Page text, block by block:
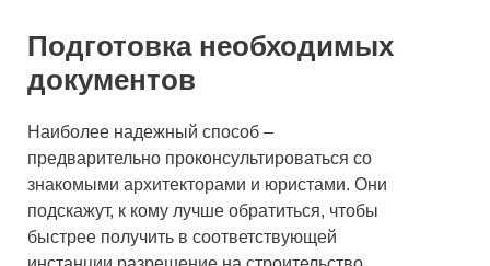
Подготовка необходимых
документов
Наиболее надежный способ –
предварительно проконсультироваться со
знакомыми архитекторами и юристами. Они
подскажут, к кому лучше обратиться, чтобы
быстрее получить в соответствующей